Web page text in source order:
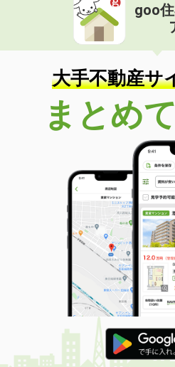
価 格
住 所
新潟県三
専有面積 32.77m²
間取り
1LDK
新潟県三条市東裏館２
価 格
4.50万円
新潟県三
42.77m²
間取り
2DK
新潟県見附市今町３
価 格
4.60万円
住 所
新潟県見
専有面積 42.77m²
間取り
2DK
新潟県上越市南城町１
価 格
7万円
住 所
新潟県上
goo
大手不動産サ
まとめ